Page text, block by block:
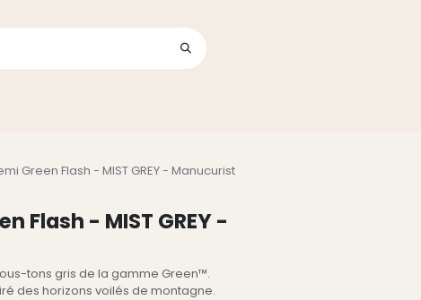
Green Flash - MIST GREY - Manucurist
Flash - MIST GREY -
tons gris de la gamme Green™.
des horizons voilés de montagne.